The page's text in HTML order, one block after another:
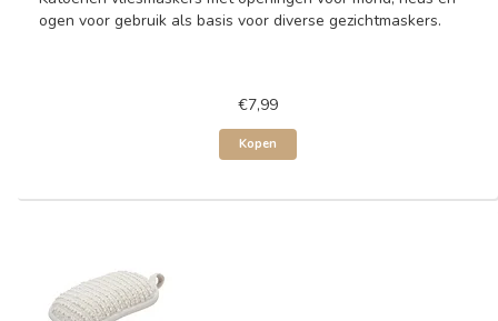
ogen voor gebruik als basis voor diverse gezichtmaskers.
€7,99
Kopen